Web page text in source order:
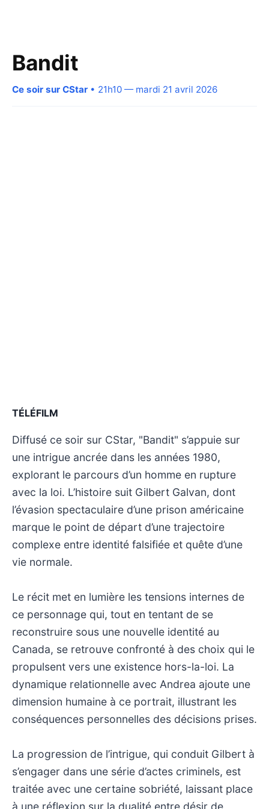
Bandit
Ce soir sur CStar • 21h10 — mardi 21 avril 2026
TÉLÉFILM
Diffusé ce soir sur CStar, "Bandit" s’appuie sur
une intrigue ancrée dans les années 1980,
explorant le parcours d’un homme en rupture
avec la loi. L’histoire suit Gilbert Galvan, dont
l’évasion spectaculaire d’une prison américaine
marque le point de départ d’une trajectoire
complexe entre identité falsifiée et quête d’une
vie normale.
Le récit met en lumière les tensions internes de
ce personnage qui, tout en tentant de se
reconstruire sous une nouvelle identité au
Canada, se retrouve confronté à des choix qui le
propulsent vers une existence hors-la-loi. La
dynamique relationnelle avec Andrea ajoute une
dimension humaine à ce portrait, illustrant les
conséquences personnelles des décisions prises.
La progression de l’intrigue, qui conduit Gilbert à
s’engager dans une série d’actes criminels, est
traitée avec une certaine sobriété, laissant place
à une réflexion sur la dualité entre désir de